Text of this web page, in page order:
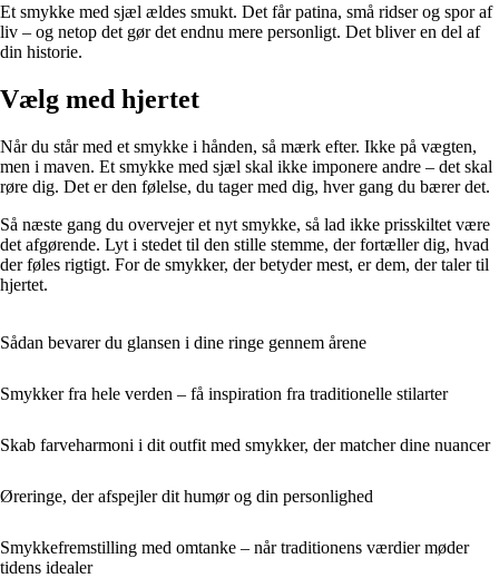
Et smykke med sjæl ældes smukt. Det får patina, små ridser og spor af
liv – og netop det gør det endnu mere personligt. Det bliver en del af
din historie.
Vælg med hjertet
Når du står med et smykke i hånden, så mærk efter. Ikke på vægten,
men i maven. Et smykke med sjæl skal ikke imponere andre – det skal
røre dig. Det er den følelse, du tager med dig, hver gang du bærer det.
Så næste gang du overvejer et nyt smykke, så lad ikke prisskiltet være
det afgørende. Lyt i stedet til den stille stemme, der fortæller dig, hvad
der føles rigtigt. For de smykker, der betyder mest, er dem, der taler til
hjertet.
Sådan bevarer du glansen i dine ringe gennem årene
Smykker fra hele verden – få inspiration fra traditionelle stilarter
Skab farveharmoni i dit outfit med smykker, der matcher dine nuancer
Øreringe, der afspejler dit humør og din personlighed
Smykkefremstilling med omtanke – når traditionens værdier møder
tidens idealer